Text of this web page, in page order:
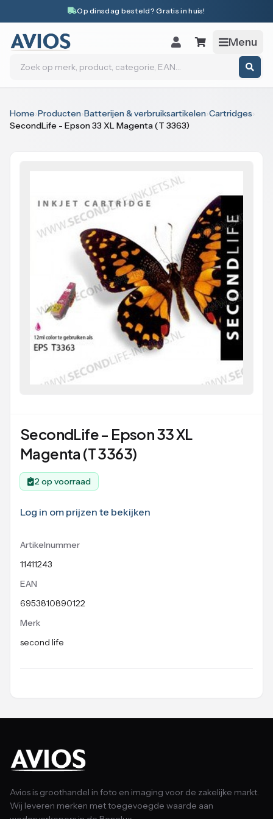
Op dinsdag besteld? Gratis in huis!
Menu
Zoeken
Home›Producten›Batterijen & verbruiksartikelen›Cartridges›
SecondLife - Epson 33 XL Magenta (T 3363)
SecondLife - Epson 33 XL
Magenta (T 3363)
2 op voorraad
Log in om prijzen te bekijken
Artikelnummer
11411243
EAN
6953810890122
Merk
second life
Avios is groothandel in foto en imaging voor de zakelijke markt.
Wij leveren merken met toegevoegde waarde aan